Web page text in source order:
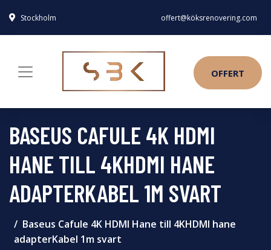
Stockholm offert@köksrenovering.com
OFFERT
BASEUS CAFULE 4K HDMI
HANE TILL 4KHDMI HANE
ADAPTERKABEL 1M SVART
Baseus Cafule 4K HDMI Hane till 4KHDMI hane
adapterKabel 1m svart